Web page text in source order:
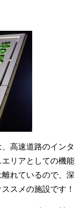
高速道路のインタ
リアとしての機能
れているので、深
スメの施設です！